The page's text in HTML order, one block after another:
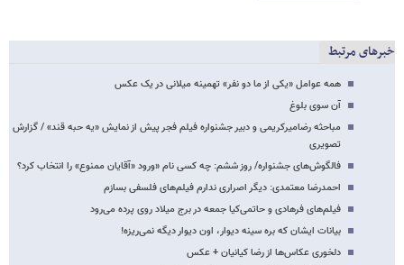
خبرهای مرتبط
همه عوامل «یکی از ما دو نفر» تهمینه میلانی در یک عکس
آن سوی بلوغ
مباحثه رضامیرکریمی و دبیر جشنواره فیلم فجر پیش از نمایش «یه حبه قند» / گزارش
تصویری
فالگوش‌های جشنواره/ روز ششم: چه کسی نام «ورود «آقایان ممنوع» را انتخاب کرد؟
احمدرضا معتمدی: دیگر اصراری ندارم فیلم‌های فلسفی بسازم
فیلم‌های فرهادی و حاتمی‌‌کیا جمعه در برج میلاد روی پرده می‌رود
بیانات ایشان که بره سینه دیوار، اون دیوار دیگه نمی‌ریزه!
دلخوری عکاس‌ها از رضا کیانیان + عکس